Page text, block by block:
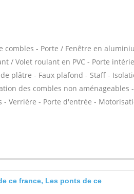
combles - Porte / Fenêtre en
/ Volet roulant en PVC - Porte
plâtre - Faux plafond - Staff -
des combles non aménageables
- Verrière - Porte d'entrée -
ce france, Les ponts de ce